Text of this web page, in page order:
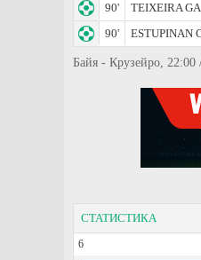
90'
TEIXEIRA
90'
ESTUPINAN
Байя - Крузейро, 22:00
СТАТИСТИКА
6